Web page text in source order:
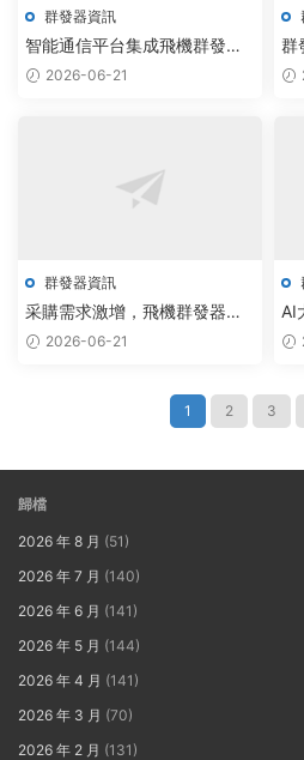
群發器資訊
智能通信平台集成飛機群發與
電報監聽，助力行業自動化升
2026-06-21
群
具
群發器資訊
采購需求激增，飛機群發器與
TG加群助手驅動智能通訊新升
2026-06-21
AI
群
1 2 3
歸檔
2026 年 8 月 (51)
2026 年 7 月 (140)
2026 年 6 月 (141)
2026 年 5 月 (144)
2026 年 4 月 (141)
2026 年 3 月 (70)
2026 年 2 月 (131)